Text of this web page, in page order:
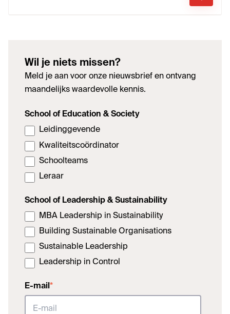
curriculumontwerp direct toepassen in de klas. Zo
Wil je niets missen?
Meld je aan voor onze nieuwsbrief en ontvang
maandelijks waardevolle kennis.
School of Education & Society
Leidinggevende
Kwaliteitscoördinator
Schoolteams
Leraar
School of Leadership & Sustainability
MBA Leadership in Sustainability
Building Sustainable Organisations
Sustainable Leadership
Leadership in Control
E-mail *